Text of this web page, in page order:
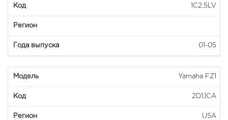
1C2,5LV
01-05
Yamaha FZ1
2D1,1CA
USA